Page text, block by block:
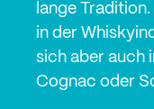
lange
in der
sich aber auch
Cognac oder